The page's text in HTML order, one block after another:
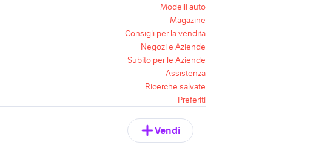
Modelli auto
Magazine
Consigli per la vendita
Negozi e Aziende
Subito per le Aziende
Assistenza
Ricerche salvate
Preferiti
Vendi